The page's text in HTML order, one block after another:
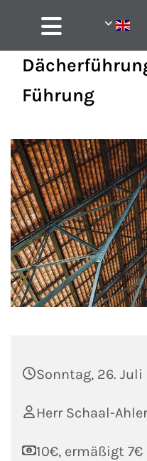
Führung
Sonntag, 26. Juli
Herr Schaal-
10€, ermäßigt 7€